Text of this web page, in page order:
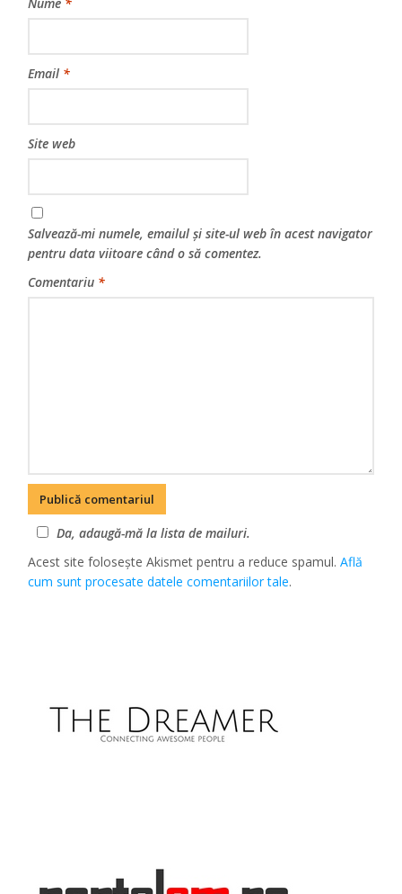
Email *
Site web
Salvează-mi numele, emailul și site-ul web în acest navigator
pentru data viitoare când o să comentez.
Comentariu *
Da, adaugă-mă la lista de mailuri.
Acest site folosește Akismet pentru a reduce spamul.Află
cum sunt procesate datele comentariilor tale.